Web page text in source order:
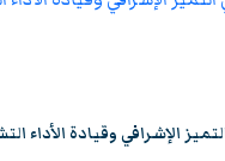
الإشرافي وقيادة الأداء